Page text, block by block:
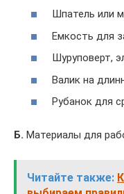
Шпатель или
Емкость для
Шуруповерт,
Валик на
Рубанок для
Б. Материалы для
Читайте также: